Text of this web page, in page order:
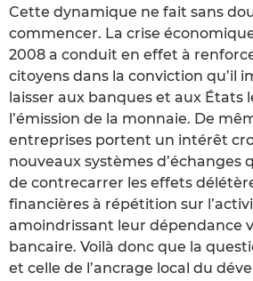
Cette dynamique ne fait sans
commencer. La crise
2008 a conduit en effet à
citoyens dans la conviction qu’il
laisser aux banques et aux États
l’émission de la monnaie. De
entreprises portent un intérêt
nouveaux systèmes
de contrecarrer les effets
financières à répétition sur
amoindrissant leur dépendance
bancaire. Voilà donc que la
et celle de l’ancrage local du